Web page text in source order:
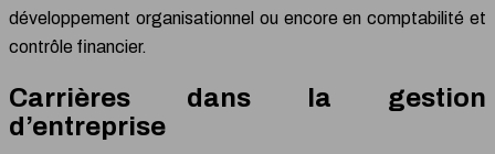
développement organisationnel ou encore en comptabilité et
contrôle financier.
Carrières dans la gestion
d’entreprise